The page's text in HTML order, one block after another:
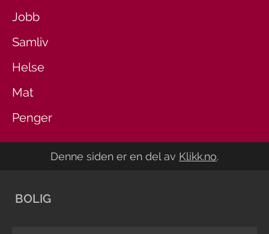
Jobb
Samliv
Helse
Mat
Penger
Denne siden er en del av Klikk.no.
BOLIG